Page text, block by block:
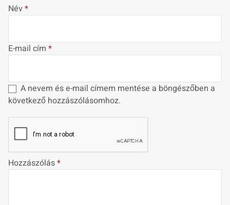
Név*
E-mail cím *
A nevem és e-mail címem mentése a böngészőben a
következő hozzászólásomhoz.
Hozzászólás*